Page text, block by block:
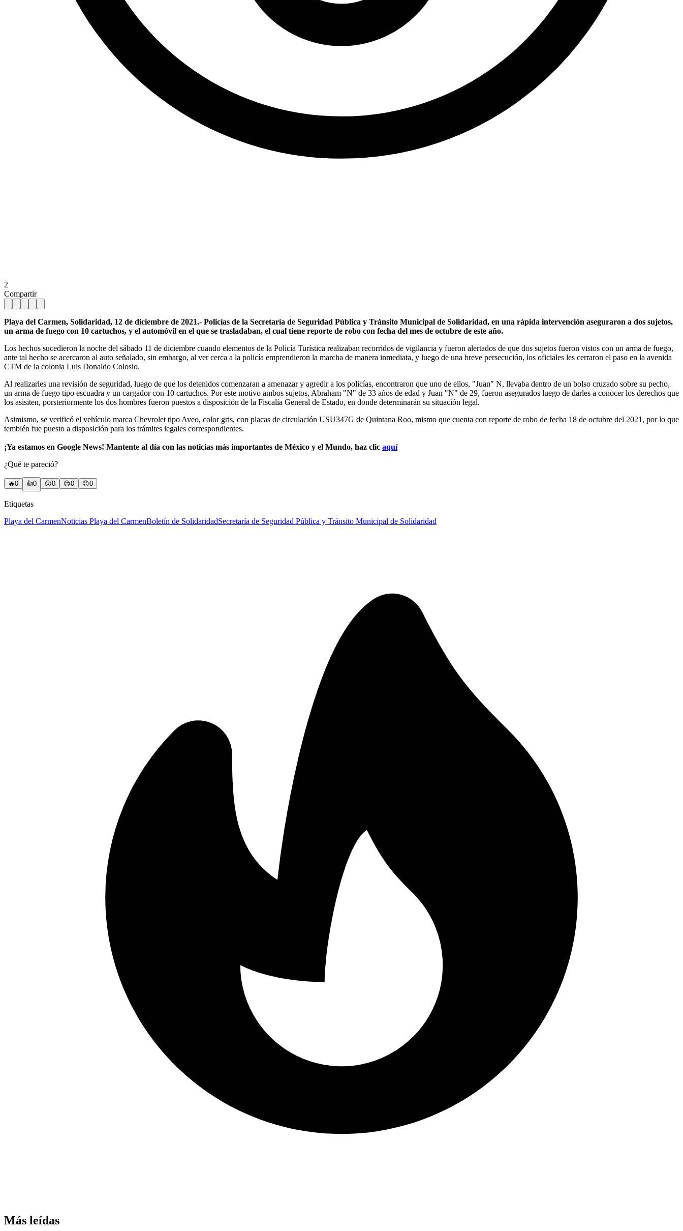
2
Compartir
Playa del Carmen, Solidaridad, 12 de diciembre de 2021.- Policías de la Secretaría de Seguridad Pública y Tránsito Municipal de Solidaridad, en una rápida intervención aseguraron a dos sujetos,
un arma de fuego con 10 cartuchos, y el automóvil en el que se trasladaban, el cual tiene reporte de robo con fecha del mes de octubre de este año.
Los hechos sucedieron la noche del sábado 11 de diciembre cuando elementos de la Policía Turística realizaban recorridos de vigilancia y fueron alertados de que dos sujetos fueron vistos con un arma de fuego,
ante tal hecho se acercaron al auto señalado, sin embargo, al ver cerca a la policía emprendieron la marcha de manera inmediata, y luego de una breve persecución, los oficiales les cerraron el paso en la avenida
CTM de la colonia Luis Donaldo Colosio.
Al realizarles una revisión de seguridad, luego de que los detenidos comenzaran a amenazar y agredir a los policías, encontraron que uno de ellos, "Juan" N, llevaba dentro de un bolso cruzado sobre su pecho,
un arma de fuego tipo escuadra y un cargador con 10 cartuchos. Por este motivo ambos sujetos, Abraham "N" de 33 años de edad y Juan "N" de 29, fueron asegurados luego de darles a conocer los derechos que
los asisiten, porsteriormente los dos hombres fueron puestos a disposición de la Fiscalía General de Estado, en donde determinarán su situación legal.
Asimismo, se verificó el vehículo marca Chevrolet tipo Aveo, color gris, con placas de circulación USU347G de Quintana Roo, mismo que cuenta con reporte de robo de fecha 18 de octubre del 2021, por lo que
tembién fue puesto a disposición para los trámites legales correspondientes.
¡Ya estamos en Google News! Mantente al día con las noticias más importantes de México y el Mundo, haz clic aquí
¿Qué te pareció?
🔥0 👍0 😲0 😢0 😠0
Etiquetas
Playa del CarmenNoticias Playa del CarmenBoletín de SolidaridadSecretaría de Seguridad Pública y Tránsito Municipal de Solidaridad
Más leídas